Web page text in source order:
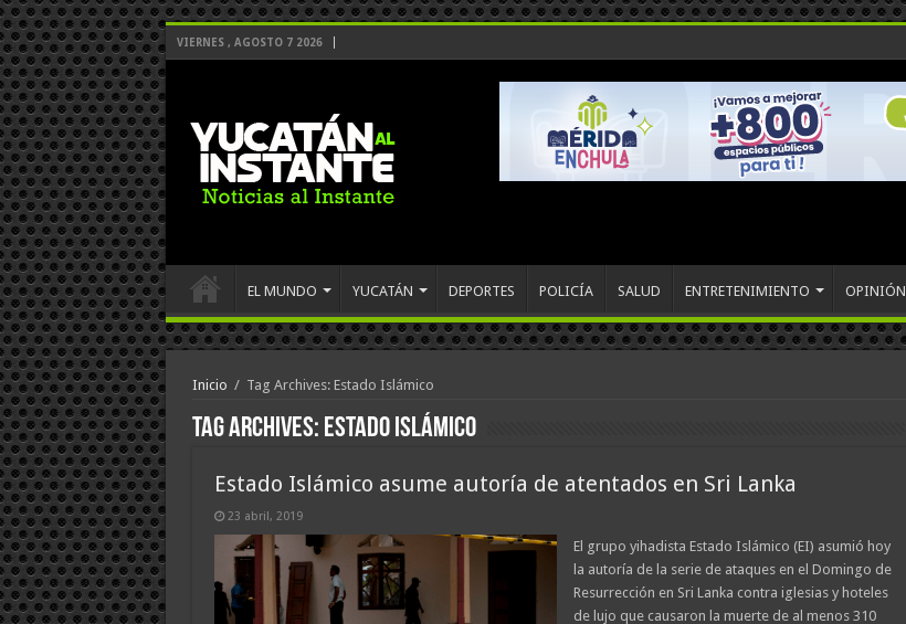
VIERNES , AGOSTO 7 2026
EL MUNDO YUCATÁN DEPORTES POLICÍA SALUD ENTRETENIMIENTO OPINIÓN
Inicio / Tag Archives: Estado Islámico
Tag Archives: Estado Islámico
Estado Islámico asume autoría de atentados en Sri Lanka
23 abril, 2019
El grupo yihadista Estado Islámico (EI) asumió hoy
la autoría de la serie de ataques en el Domingo de
Resurrección en Sri Lanka contra iglesias y hoteles
de lujo que causaron la muerte de al menos 310